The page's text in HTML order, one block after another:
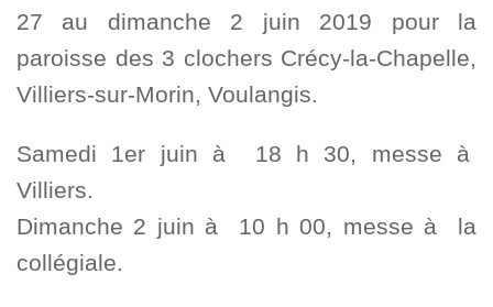
27 au dimanche 2 juin 2019 pour la
paroisse des 3 clochers Crécy-la-Chapelle,
Villiers-sur-Morin, Voulangis.
Samedi 1er juin à 18 h 30, messe à
Villiers.
Dimanche 2 juin à 10 h 00, messe à la
collégiale.